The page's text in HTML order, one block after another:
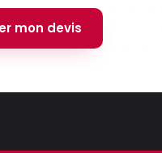
mon devis